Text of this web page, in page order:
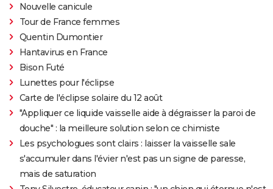
Nouvelle canicule
Tour de France femmes
Quentin Dumontier
Hantavirus en France
Bison Futé
Lunettes pour l'éclipse
Carte de l'éclipse solaire du 12 août
"Appliquer ce liquide vaisselle aide à dégraisser la paroi de
douche" : la meilleure solution selon ce chimiste
Les psychologues sont clairs : laisser la vaisselle sale
s'accumuler dans l'évier n'est pas un signe de paresse,
mais de saturation